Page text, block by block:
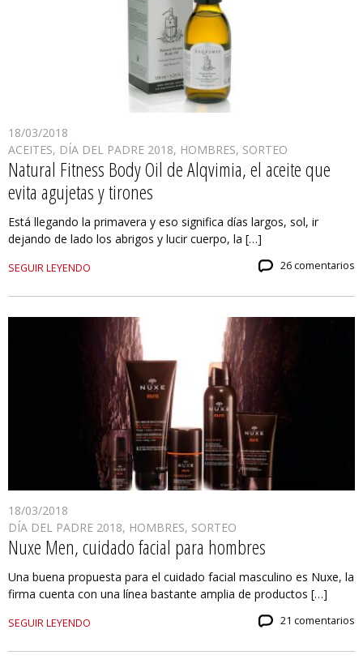
18/03/2018
ACEITES, DÍA DEL PADRE 2018, HOMBRES, SORTEO
Natural Fitness Body Oil de Alqvimia, el aceite que
evita agujetas y tirones
Está llegando la primavera y eso significa días largos, sol, ir
dejando de lado los abrigos y lucir cuerpo, la […]
SEGUIR LEYENDO 26 comentarios
18/03/2018
DÍA DEL PADRE 2018, HOMBRES, SORTEO
Nuxe Men, cuidado facial para hombres
Una buena propuesta para el cuidado facial masculino es Nuxe, la
firma cuenta con una línea bastante amplia de productos […]
SEGUIR LEYENDO 21 comentarios